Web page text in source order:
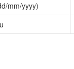
mm/yyyy)